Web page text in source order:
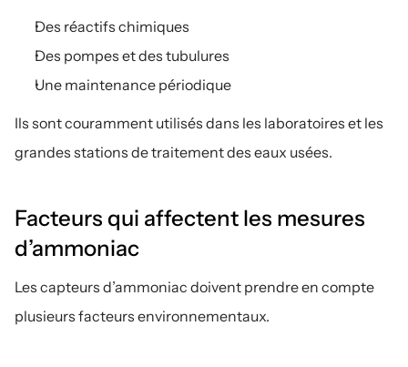
Des réactifs chimiques
Des pompes et des tubulures
Une maintenance périodique
Ils sont couramment utilisés dans les laboratoires et les
grandes stations de traitement des eaux usées.
Facteurs qui affectent les mesures
d’ammoniac
Les capteurs d’ammoniac doivent prendre en compte
plusieurs facteurs environnementaux.